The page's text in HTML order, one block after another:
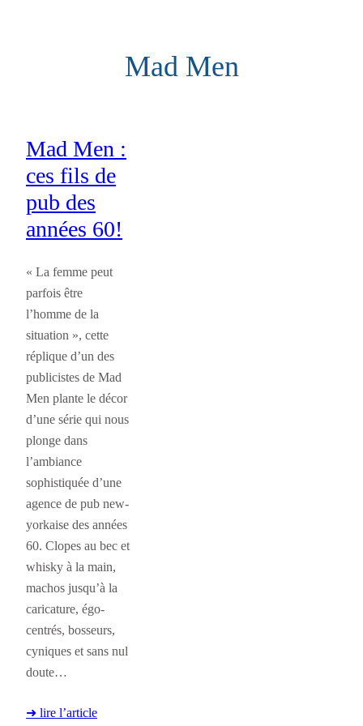
Mad Men
Mad Men :
ces fils de
pub des
années 60!
« La femme peut
parfois être
l’homme de la
situation », cette
réplique d’un des
publicistes de Mad
Men plante le décor
d’une série qui nous
plonge dans
l’ambiance
sophistiquée d’une
agence de pub new-
yorkaise des années
60. Clopes au bec et
whisky à la main,
machos jusqu’à la
caricature, égo-
centrés, bosseurs,
cyniques et sans nul
doute…
➜ lire l’article